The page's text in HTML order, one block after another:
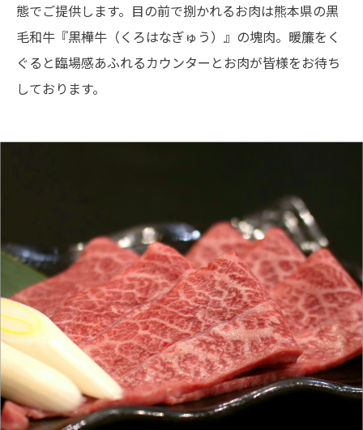
態でご提供します。目の前で捌かれるお肉は熊本県の黒
毛和牛『黒樺牛（くろはなぎゅう）』の塊肉。暖簾をく
ぐると臨場感あふれるカウンターとお肉が皆様をお待ち
しております。